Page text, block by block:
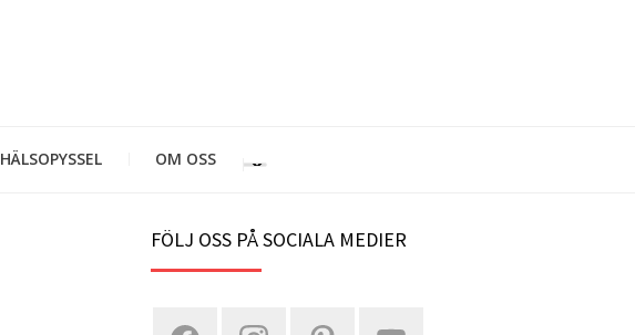
HÄLSOPYSSEL OM OSS
FÖLJ OSS PÅ SOCIALA MEDIER